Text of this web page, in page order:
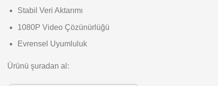
Stabil Veri Aktarımı
1080P Video Çözünürlüğü
Evrensel Uyumluluk
Ürünü şuradan al: